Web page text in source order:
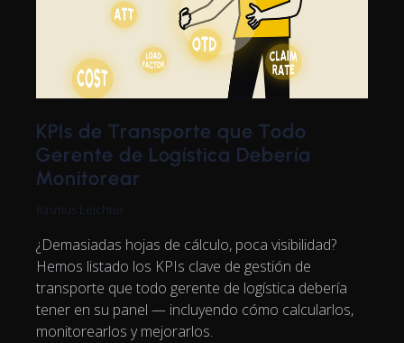
KPIs de Transporte que Todo
Gerente de Logística Debería
Monitorear
Rasmus Leichter
¿Demasiadas hojas de cálculo, poca visibilidad?
Hemos listado los KPIs clave de gestión de
transporte que todo gerente de logística debería
tener en su panel — incluyendo cómo calcularlos,
monitorearlos y mejorarlos.